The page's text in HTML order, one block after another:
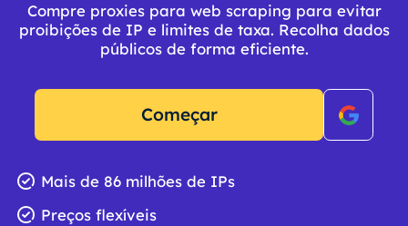
Compre proxies para web scraping para evitar
proibições de IP e limites de taxa. Recolha dados
públicos de forma eficiente.
Começar
Mais de 86 milhões de IPs
Preços flexíveis